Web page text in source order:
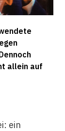
allein auf
ein